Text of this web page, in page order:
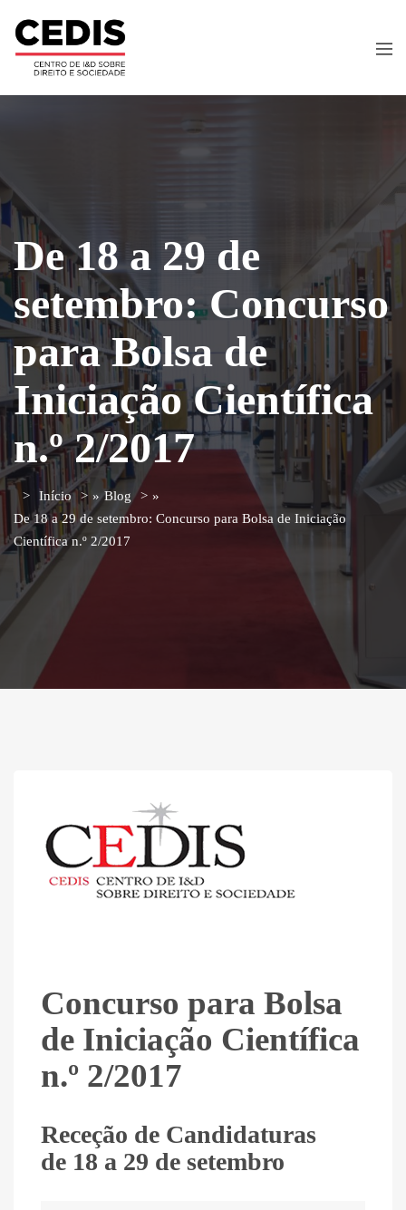
De 18 a 29 de
setembro: Concurso
para Bolsa de
Iniciação Científica
n.º 2/2017
Início » Blog
»
De 18 a 29 de setembro: Concurso para Bolsa de Iniciação
Científica n.º 2/2017
Concurso para Bolsa
de Iniciação Científica
n.º 2/2017
Receção de Candidaturas
de 18 a 29 de setembro